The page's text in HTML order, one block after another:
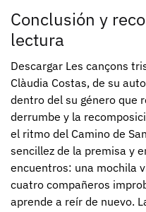
Conclusión y
lectura
Descargar Les cançons
Clàudia Costas, de su
dentro del su género que
derrumbe y la
el ritmo del Camino de
sencillez de la premisa y
encuentros: una mochila
cuatro compañeros
aprende a reír de nuevo.